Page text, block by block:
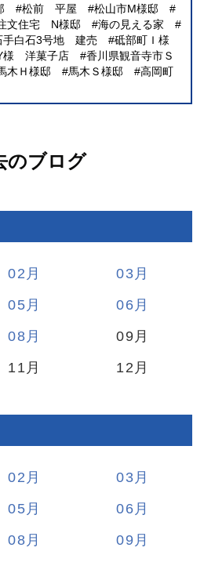
松前 平屋
松山市M様邸
文住宅 N様邸
海の見える家
手白石3号地 建売
砥部町Ｉ様
洋菓子店
香川県観音寺市Ｓ
木Ｈ様邸 馬木Ｓ様邸
高岡町
のブログ
02
03
05
06
08
09
11 12
02
03
05
06
08
09